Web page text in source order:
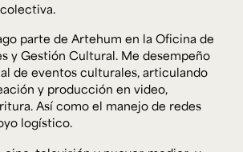
parte de Artehum en la Oficina de
y Gestión Cultural. Me desempeño
de eventos culturales, articulando
y producción en video,
Así como el manejo de redes
logístico.